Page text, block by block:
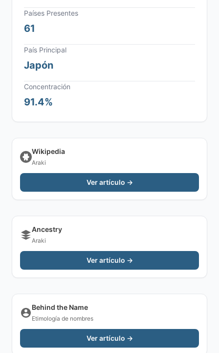
Países Presentes
61
País Principal
Japón
Concentración
91.4%
Wikipedia
Araki
Ver artículo →
Ancestry
Araki
Ver artículo →
Behind the Name
Etimología de nombres
Ver artículo →